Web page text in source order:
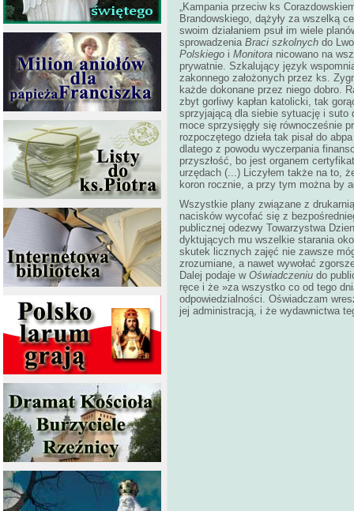
„Kampania przeciw ks
Brandowskiego, dążyły za wszelką
swoim działaniem psuł im wiele
sprowadzenia Braci szkolnych do
Polskiego i Monitora nicowano na
prywatnie. Szkalujący język
zakonnego założonych przez ks.
każde dokonane przez niego dobro.
zbyt gorliwy kapłan katolicki, tak
sprzyjającą dla siebie sytuację i suto
moce sprzysięgły się równocześnie
rozpoczętego dzieła tak pisał do
dlatego z powodu wyczerpania
przyszłość, bo jest organem
urzędach (...) Liczyłem także na to,
koron rocznie, a przy tym można by
Wszystkie plany związane z
nacisków wycofać się z
publicznej odezwy Towarzystwa
dyktujących mu wszelkie starania
skutek licznych zajęć nie zawsze
zrozumiane, a nawet wywołać
Dalej podaje w Oświadczeniu do
ręce i że »za wszystko co od tego
odpowiedzialności. Oświadczam
jej administracją, i że wydawnictwa